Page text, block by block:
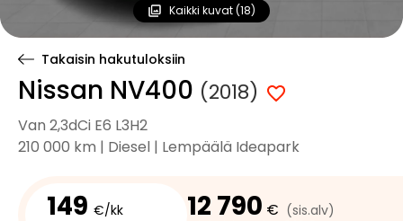
Kaikki kuvat (18)
Takaisin hakutuloksiin
Nissan NV400 (2018)
Van 2,3dCi E6 L3H2
210 000 km | Diesel | Lempäälä Ideapark
149 €/kk 12 790 € (sis.alv)